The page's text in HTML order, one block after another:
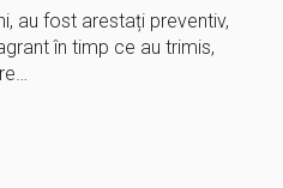
au fost arestați preventiv,
în timp ce au trimis,